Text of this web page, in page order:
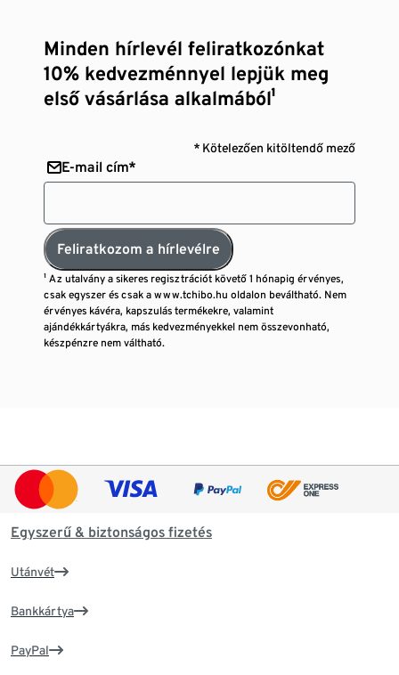
Minden hírlevél feliratkozónkat
10% kedvezménnyel lepjük meg
első vásárlása alkalmából¹
* Kötelezően kitöltendő mező
E-mail cím*
Feliratkozom a hírlevélre
¹ Az utalvány a sikeres regisztrációt követő 1 hónapig érvényes,
csak egyszer és csak a www.tchibo.hu oldalon beváltható. Nem
érvényes kávéra, kapszulás termékekre, valamint
ajándékkártyákra, más kedvezményekkel nem összevonható,
készpénzre nem váltható.
Egyszerű & biztonságos fizetés
Utánvét
Bankkártya
PayPal